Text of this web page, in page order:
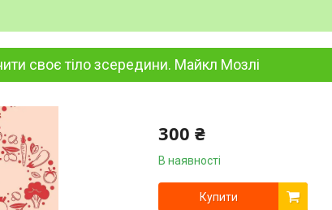
своє тіло зсередини. Майкл Мозлі
300 ₴
В наявності
Купити